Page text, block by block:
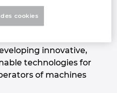
formed by
together market-
innovative,
technologies for
of machines
cookies